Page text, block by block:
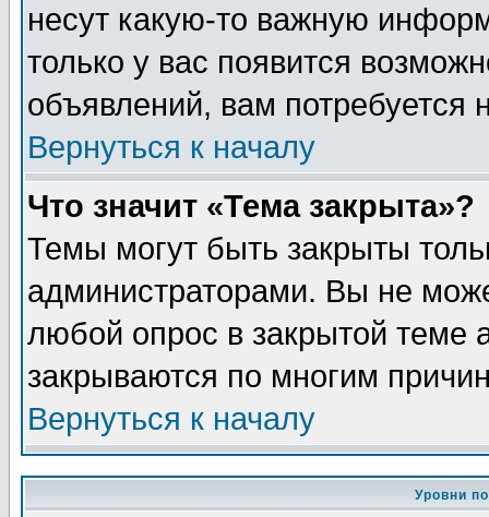
несут какую-то важную
только у вас появится
объявлений, вам потребуется
Вернуться к началу
Что значит «Тема закрыта»?
Темы могут быть закрыты
администраторами. Вы не
любой опрос в закрытой теме
закрываются по многим
Вернуться к началу
Уровни